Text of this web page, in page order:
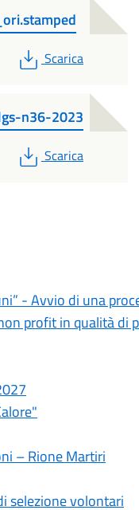
PDF
Scarica
n36-2023
PDF
Scarica
- Avvio di una
profit in qualità di
– Rione Martiri
selezione volontari